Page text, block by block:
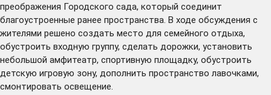
преображения Городского сада, который соединит
благоустроенные ранее пространства. В ходе обсуждения с
жителями решено создать место для семейного отдыха,
обустроить входную группу, сделать дорожки, установить
небольшой амфитеатр, спортивную площадку, обустроить
детскую игровую зону, дополнить пространство лавочками,
смонтировать освещение.